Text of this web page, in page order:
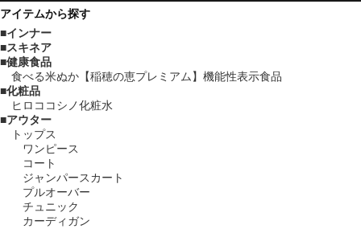
アイテムから探す
インナー
スキネア
健康食品
食べる米ぬか【稲穂の恵プレミアム】機能性表示食品
化粧品
ヒロココシノ化粧水
アウター
トップス
ワンピース
コート
ジャンパースカート
プルオーバー
チュニック
カーディガン